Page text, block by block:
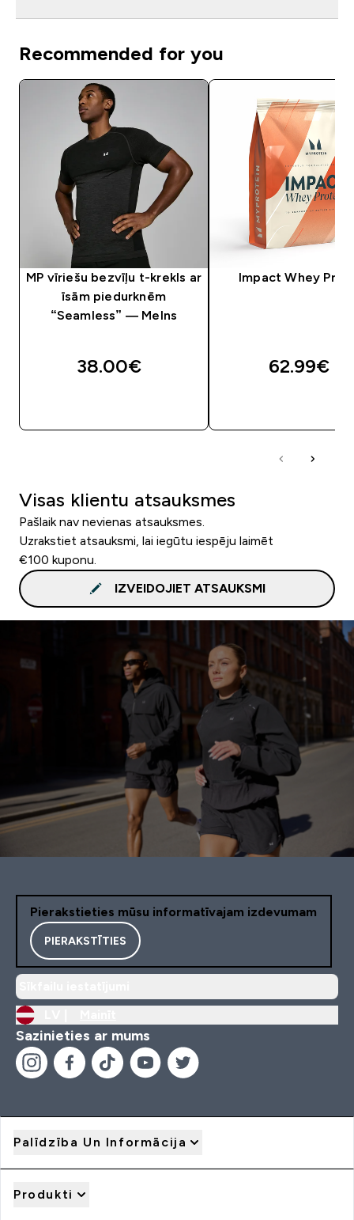
Recommended for you
MP vīriešu bezvīļu t-krekls ar
īsām piedurknēm
“Seamless” — Melns
38.00€‎
Impact Whey
62.99€‎
Visas klientu atsauksmes
Pašlaik nav nevienas atsauksmes.
Uzrakstiet atsauksmi, lai iegūtu iespēju laimēt
€100 kuponu.
IZVEIDOJIET ATSAUKSMI
Pierakstieties mūsu informatīvajam izdevumam
PIERAKSTĪTIES
Sazinieties ar mums
Palīdzība Un Informācija
Produkti